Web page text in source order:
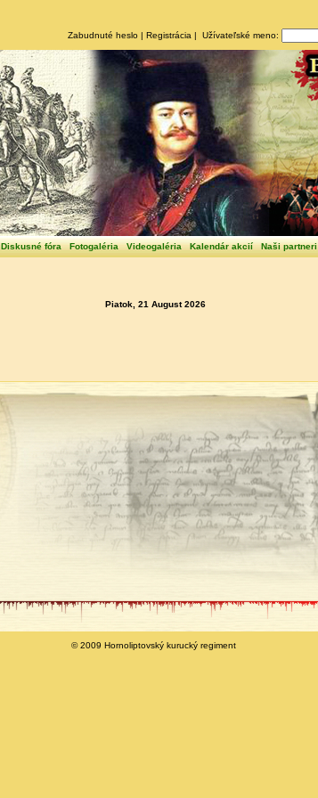
Zabudnuté heslo| Registrácia | Užívateľské meno:
Diskusné fóra Fotogaléria Videogaléria Kalendár akcií Naši partneri
Piatok, 21 August 2026
© 2009 Hornoliptovský kurucký regiment